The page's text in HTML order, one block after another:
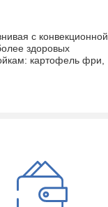
с конвекционной
здоровых
картофель фри,